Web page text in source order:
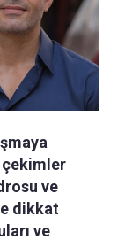
çekimler
ve
dikkat
ve